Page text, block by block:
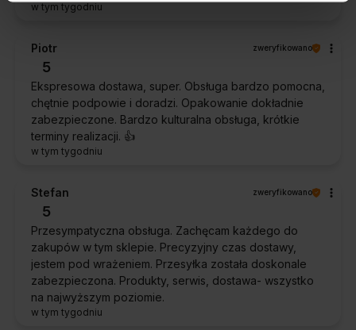
w tym tygodniu
Piotr zweryfikowano
5
Ekspresowa dostawa, super. Obsługa bardzo pomocna,
chętnie podpowie i doradzi. Opakowanie dokładnie
zabezpieczone. Bardzo kulturalna obsługa, krótkie
terminy realizacji. 👍️
w tym tygodniu
Stefan zweryfikowano
5
Przesympatyczna obsługa. Zachęcam każdego do
zakupów w tym sklepie. Precyzyjny czas dostawy,
jestem pod wrażeniem. Przesyłka została doskonale
zabezpieczona. Produkty, serwis, dostawa- wszystko
na najwyższym poziomie.
w tym tygodniu